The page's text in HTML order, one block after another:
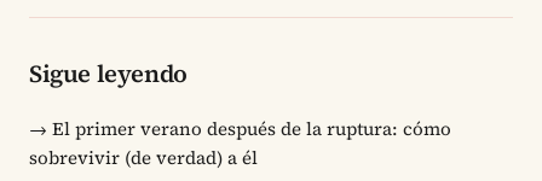
Sigue leyendo
→ El primer verano después de la ruptura: cómo
sobrevivir (de verdad) a él